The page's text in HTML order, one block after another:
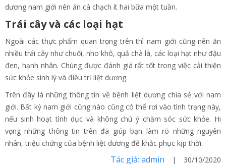
dương nam giới nên ăn cá chạch ít hai bữa một tuần.
Trái cây và các loại hạt
Ngoài các thực phẩm quan trọng trên thì nam giới cũng nên ăn
nhiều trái cây như chuối, nho khô, quả chà là, các loại hạt như đậu
đen, hạnh nhân. Chúng được đánh giá rất tốt trong việc cải thiện
sức khỏe sinh lý và điều trị liệt dương.
Trên đây là những thông tin về bệnh liệt dương chia sẻ với nam
giới. Bất kỳ nam giới cũng nào cũng có thể rơi vào tình trạng này,
nếu sinh hoạt tình dục và không chú ý chăm sóc sức khỏe. Hi
vọng những thông tin trên đã giúp bạn làm rõ những nguyên
nhân, triệu chứng của bệnh liệt dương để khắc phục kịp thời.
Tác giả: admin | 30/10/2020